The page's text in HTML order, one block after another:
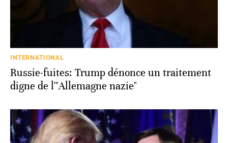
INTERNATIONAL
Russie-fuites: Trump dénonce un traitement
digne de l'"Allemagne nazie"